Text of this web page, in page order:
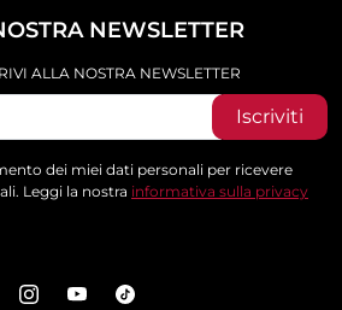
NEWSLETTER
ALLA NOSTRA NEWSLETTER
Iscriviti
dei miei dati personali per ricevere
Leggi la nostra informativa sulla privacy